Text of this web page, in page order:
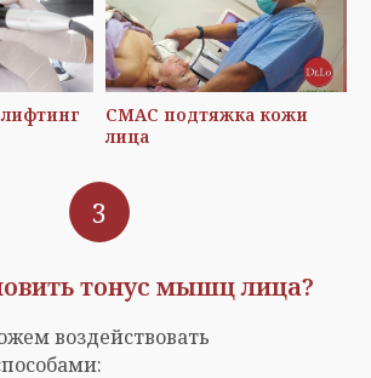
СМАС подтяжка кожи
лица
3
тонус мышц лица?
воздействовать